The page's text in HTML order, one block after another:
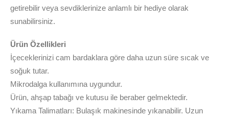
getirebilir veya sevdiklerinize anlamlı bir hediye olarak
sunabilirsiniz.
Ürün Özellikleri
İçeceklerinizi cam bardaklara göre daha uzun süre sıcak ve
soğuk tutar.
Mikrodalga kullanımına uygundur.
Ürün, ahşap tabağı ve kutusu ile beraber gelmektedir.
Yıkama Talimatları: Bulaşık makinesinde yıkanabilir. Uzun